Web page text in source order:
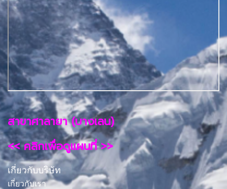
สาขาศาลายา (บางเลน)
<< คลิกเพื่อดูแผนที่ >>
เกี่ยวกับบริษัท
เกี่ยวกับเรา